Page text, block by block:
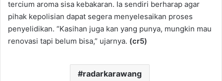
tercium aroma sisa kebakaran. Ia sendiri berharap agar
pihak kepolisian dapat segera menyelesaikan proses
penyelidikan. “Kasihan juga kan yang punya, mungkin mau
renovasi tapi belum bisa,” ujarnya. (cr5)
radarkarawang